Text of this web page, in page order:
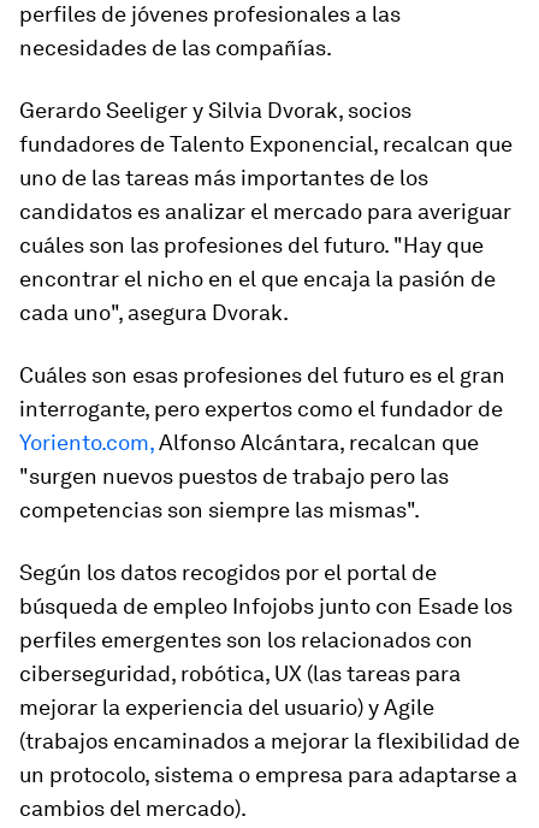
perfiles de jóvenes profesionales a las
necesidades de las compañías.
Gerardo Seeliger y Silvia Dvorak, socios
fundadores de Talento Exponencial, recalcan que
uno de las tareas más importantes de los
candidatos es analizar el mercado para averiguar
cuáles son las profesiones del futuro. "Hay que
encontrar el nicho en el que encaja la pasión de
cada uno", asegura Dvorak.
Cuáles son esas profesiones del futuro es el gran
interrogante, pero expertos como el fundador de
Yoriento.com,Alfonso Alcántara, recalcan que
"surgen nuevos puestos de trabajo pero las
competencias son siempre las mismas".
Según los datos recogidos por el portal de
búsqueda de empleo Infojobs junto con Esade los
perfiles emergentes son los relacionados con
ciberseguridad, robótica, UX (las tareas para
mejorar la experiencia del usuario) y Agile
(trabajos encaminados a mejorar la flexibilidad de
un protocolo, sistema o empresa para adaptarse a
cambios del mercado).